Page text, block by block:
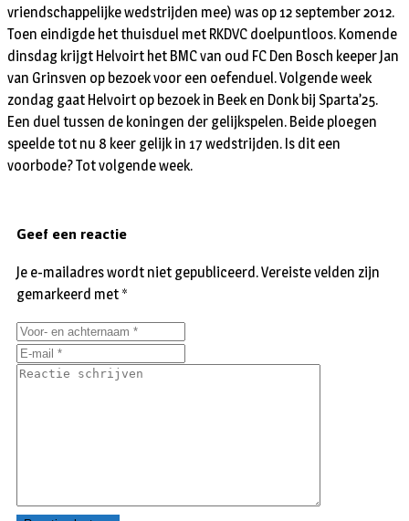
vriendschappelijke wedstrijden mee) was op 12 september 2012.
Toen eindigde het thuisduel met RKDVC doelpuntloos. Komende
dinsdag krijgt Helvoirt het BMC van oud FC Den Bosch keeper Jan
van Grinsven op bezoek voor een oefenduel. Volgende week
zondag gaat Helvoirt op bezoek in Beek en Donk bij Sparta’25.
Een duel tussen de koningen der gelijkspelen. Beide ploegen
speelde tot nu 8 keer gelijk in 17 wedstrijden. Is dit een
voorbode? Tot volgende week.
Geef een reactie
Je e-mailadres wordt niet gepubliceerd.Vereiste velden zijn
gemarkeerd met *